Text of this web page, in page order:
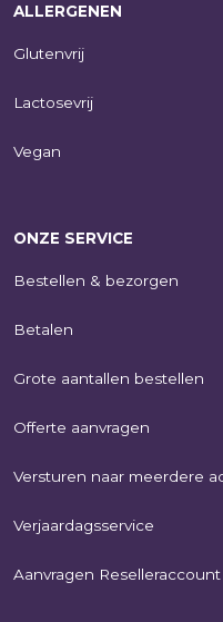
ALLERGENEN
Glutenvrij
Lactosevrij
Vegan
ONZE SERVICE
Bestellen & bezorgen
Betalen
Grote aantallen bestellen
Offerte aanvragen
Versturen naar meerdere
Verjaardagsservice
Aanvragen Reselleraccount